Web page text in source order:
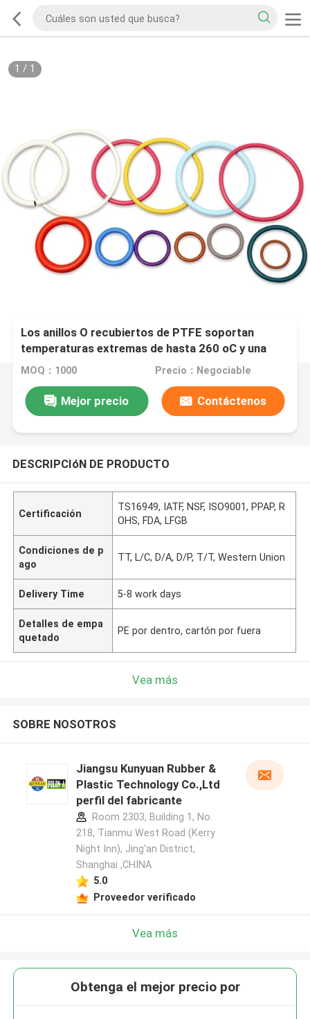
1 / 1
Los anillos O recubiertos de PTFE soportan
temperaturas extremas de hasta 260 oC y una
presión de 1000 bar
MOQ：1000 Precio：Negociable
Mejor precio Contáctenos
DESCRIPCIóN DE PRODUCTO
Certificación
TS16949, IATF, NSF, ISO9001, PPAP, R
OHS, FDA, LFGB
Condiciones de p
ago
TT, L/C, D/A, D/P, T/T, Western Union
Delivery Time 5-8 work days
Detalles de empa
quetado
PE por dentro, cartón por fuera
Vea más
SOBRE NOSOTROS
Jiangsu Kunyuan Rubber &
Plastic Technology Co.,Ltd
perfil del fabricante
Room 2303, Building 1, No.
218, Tianmu West Road (Kerry
Night Inn), Jing'an District,
Shanghai ,CHINA
5.0
Proveedor verificado
Vea más
Obtenga el mejor precio por